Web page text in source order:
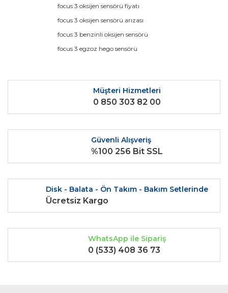
Yorum Yaz
Görüş ve önerileriniz için teşekkür ederiz.
Bu ürüne benzer farklı alternatifler olmalı.
Gönder
focus 3 oksijen sensörü fiyatı
focus 3 oksijen sensörü arızası
focus 3 benzinli oksijen sensörü
focus 3 egzoz hego sensörü
Müşteri Hizmetleri
0 850 303 82 00
Güvenli Alışveriş
%100 256 Bit SSL
Disk - Balata - Ön Takım - Bakım Setlerinde
Ücretsiz Kargo
WhatsApp ile Sipariş
0 (533) 408 36 73